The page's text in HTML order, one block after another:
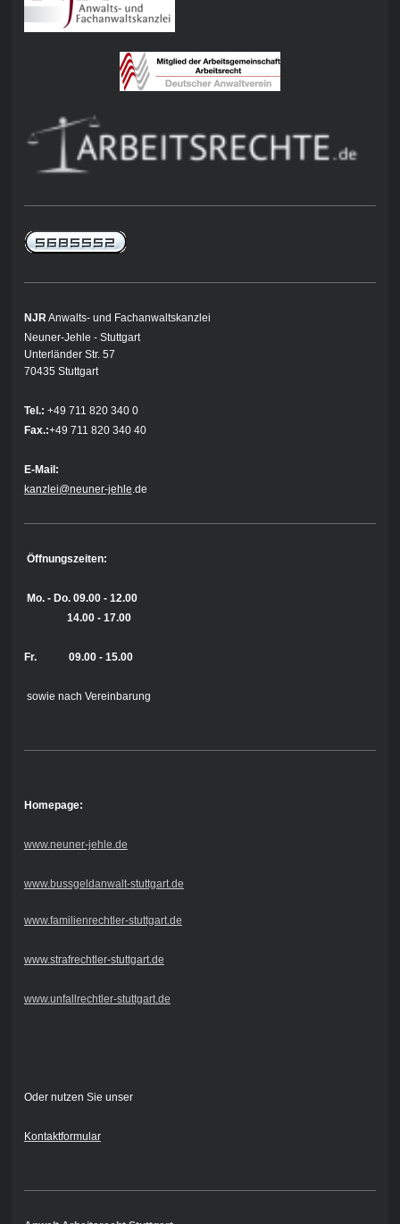
NJR Anwalts- und Fachanwaltskanzlei
Neuner-Jehle - Stuttgart
Unterländer Str. 57
70435 Stuttgart
Tel.: +49 711 820 340 0
Fax.:+49 711 820 340 40
E-Mail:
kanzlei@neuner-jehle .de
Öffnungszeiten:
Mo. - Do. 09.00 - 12.00
14.00 - 17.00
Fr. 09.00 - 15.00
sowie nach Vereinbarung
Homepage:
www.neuner-jehle.de
www.bussgeldanwalt-stuttgart.de
www.familienrechtler-stuttgart.de
www.strafrechtler-stuttgart.de
www.unfallrechtler-stuttgart.de
Oder nutzen Sie unser
Kontaktformular